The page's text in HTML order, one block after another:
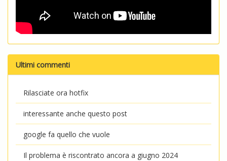
Ultimi commenti
Rilasciate ora hotfix
interessante anche questo post
google fa quello che vuole
Il problema è riscontrato ancora a giugno 2024